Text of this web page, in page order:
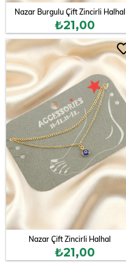
Nazar Burgulu Çift Zincirli Halhal
₺21,00
Nazar Çift Zincirli Halhal
₺21,00